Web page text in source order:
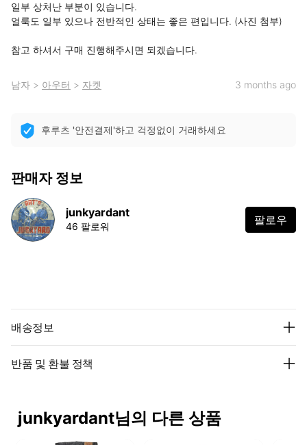
일부 상처난 부분이 있습니다.
얼룩도 일부 있으나 전반적인 상태는 좋은 편입니다. (사진 첨부)
참고 하셔서 구매 진행해주시면 되겠습니다.
남자 > 아우터 > 자켓 3 months ago
후루츠 '안전결제'하고 걱정없이 거래하세요
판매자 정보
junkyardant
46 팔로워 팔로우
배송정보
반품 및 환불 정책
junkyardant님의 다른 상품